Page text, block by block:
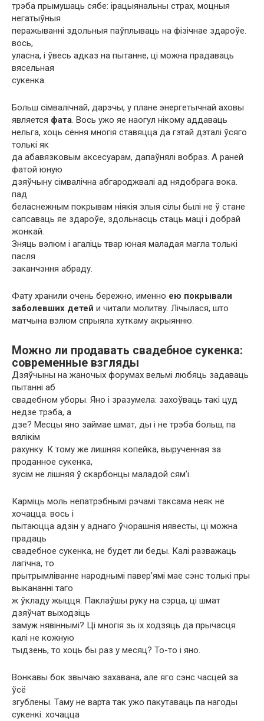
трэба прымушаць сябе: ірацыянальны страх, моцныя
негатыўныя
перажыванні здольныя паўплываць на фізічнае здароўе.
вось,
уласна, і ўвесь адказ на пытанне, ці можна прадаваць
вясельная
сукенка.
Больш сімвалічнай, дарэчы, у плане энергетычнай аховы
является фата. Вось ужо яе наогул нікому аддаваць
нельга, хоць сёння многія ставяцца да гэтай дэталі ўсяго
толькі як
да абавязковым аксесуарам, дапаўнялі вобраз. А раней
фатой юную
дзяўчыну сімвалічна абгароджвалі ад нядобрага вока.
пад
беласнежным покрывам ніякія злыя сілы былі не ў стане
сапсаваць яе здароўе, здольнасць стаць маці і добрай
жонкай.
Зняць вэлюм і агаліць твар юная маладая магла толькі
пасля
заканчэння абраду.
Фату хранили очень бережно, именно ею покрывали
заболевших детей и читали молитву. Лічылася, што
матчына вэлюм спрыяла хуткаму акрыянню.
Можно ли продавать свадебное сукенка:
современные взгляды
Дзяўчыны на жаночых форумах вельмі любяць задаваць
пытанні аб
свадебном уборы. Яно і зразумела: захоўваць такі цуд
недзе трэба, а
дзе? Месцы яно займае шмат, ды і не трэба больш, па
вялікім
рахунку. К тому же лишняя копейка, вырученная за
проданное сукенка,
зусім не лішняя ў скарбонцы маладой сям’і.
Карміць моль непатрэбнымі рэчамі таксама неяк не
хочацца. вось і
пытаюцца адзін у аднаго ўчорашнія нявесты, ці можна
прадаць
свадебное сукенка, не будет ли беды. Калі разважаць
лагічна, то
прытрымліванне народнымі павер’ямі мае сэнс толькі пры
выкананні таго
ж ўкладу жыцця. Паклаўшы руку на сэрца, ці шмат
дзяўчат выходзіць
замуж нявіннымі? Ці многія зь іх ходзяць да прычасця
калі не кожную
тыдзень, то хоць бы раз у месяц? То-то і яно.
Вонкавы бок звычаю захавана, але яго сэнс часцей за
ўсё
згублены. Таму не варта так ужо пакутаваць па нагоды
сукенкі. хочацца